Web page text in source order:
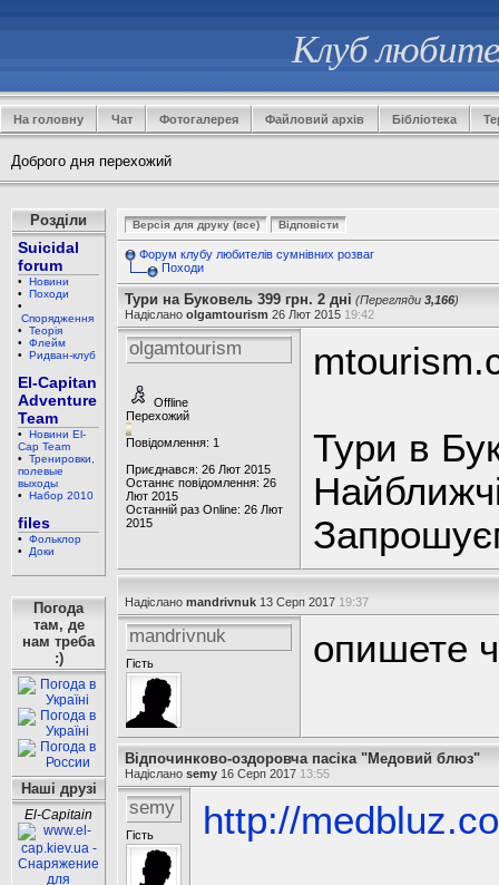
Клуб
На головну Чат Фотогалерея Файловий архів Бібліотека
Доброго дня перехожий
Розділи
Suicidal
forum
• Новини
• Походи
•
Спорядження
• Теорія
• Флейм
• Ридван-клуб
El-Capitan
Adventure
Team
• Новини El-
Cap Team
• Тренировки,
полевые
выходы
• Набор 2010
files
• Фольклор
• Доки
Погода
там, де
нам треба
:)
Наші друзі
El-Capitain
Форум клубу любителів сумнівних розваг
Походи
Тури на Буковель 399 грн. 2 дні (Перегляди 3,166)
Надіслано olgamtourism 26 Лют 2015 19:42
olgamtourism
Offline
Перехожий
Повідомлення: 1
Приєднався: 26 Лют 2015
Останнє повідомлення: 26
Лют 2015
Останній раз Online: 26 Лют
2015
Тури в
Надіслано mandrivnuk13 Серп 2017 19:37
mandrivnuk
Гість опишете
Відпочинково-оздоровча пасіка "Медовий блюз"
Надіслано semy16 Серп 2017 13:55
semy
Гість http://